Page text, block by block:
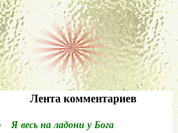
Лента комментариев
Я весь на ладони у Бога